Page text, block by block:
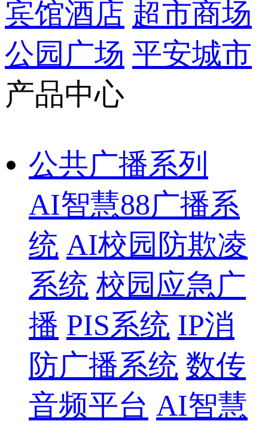
宾馆酒店 超市商场
公园广场 平安城市
产品中心
公共广播系列
AI智慧88广播系
统 AI校园防欺凌
系统 校园应急广
播 PIS系统 IP消
防广播系统 数传
音频平台 AI智慧